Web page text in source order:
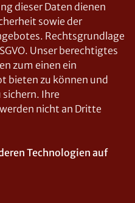
dieser Daten dienen
sowie der
Rechtsgrundlage
Unser berechtigtes
zum einen ein
bieten zu können und
sichern. Ihre
nicht an Dritte
Technologien auf